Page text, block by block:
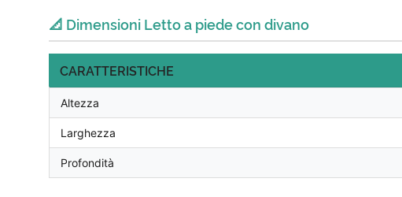
📐 Dimensioni Letto a piede con divano
CARATTERISTICHE
Altezza
Larghezza
Profondità